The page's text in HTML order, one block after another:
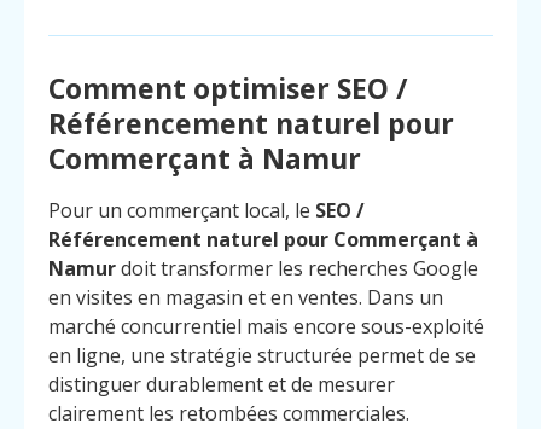
Comment optimiser SEO /
Référencement naturel pour
Commerçant à Namur
Pour un commerçant local, le SEO /
Référencement naturel pour Commerçant à
Namurdoit transformer les recherches Google
en visites en magasin et en ventes. Dans un
marché concurrentiel mais encore sous-exploité
en ligne, une stratégie structurée permet de se
distinguer durablement et de mesurer
clairement les retombées commerciales.